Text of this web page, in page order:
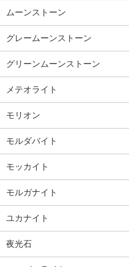
ムーンストーン
グレームーンストーン
グリーンムーンストーン
メテオライト
モリオン
モルダバイト
モッカイト
モルガナイト
ユカナイト
夜光石